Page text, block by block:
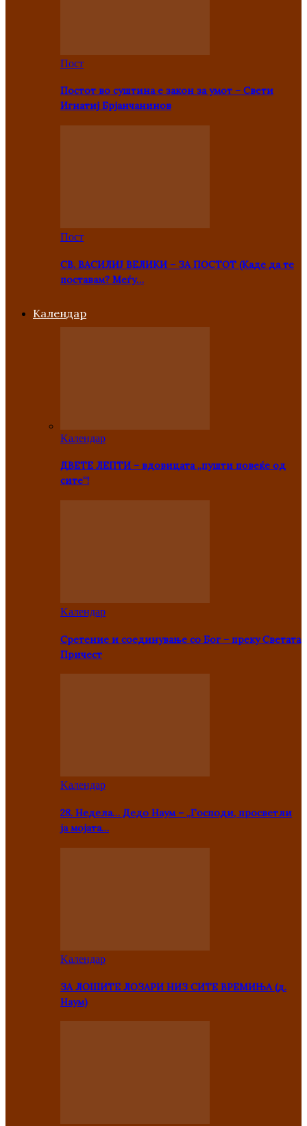
Пост
Постот во суштина е закон за умот – Свети
Игнатиј Брјанчанинов
Пост
СВ. ВАСИЛИЈ ВЕЛИКИ – ЗА ПОСТОТ (Каде да те
поставам? Меѓу…
Kалендар
Kалендар
ДВЕТЕ ЛЕПТИ – вдовицата „пушти повеќе од
сите“!
Kалендар
Сретение и соединување со Бог – преку Светата
Причест
Kалендар
28. Недела… Дедо Наум – „Господи, просветли
ја мојата…
Kалендар
ЗА ЛОШИТЕ ЛОЗАРИ НИЗ СИТЕ ВРЕМИЊА (д.
Наум)